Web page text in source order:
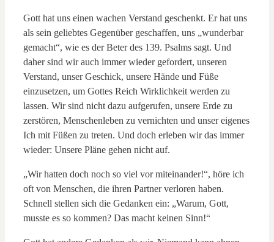
Gott hat uns einen wachen Verstand geschenkt. Er hat uns
als sein geliebtes Gegenüber geschaffen, uns „wunderbar
gemacht“, wie es der Beter des 139. Psalms sagt. Und
daher sind wir auch immer wieder gefordert, unseren
Verstand, unser Geschick, unsere Hände und Füße
einzusetzen, um Gottes Reich Wirklichkeit werden zu
lassen. Wir sind nicht dazu aufgerufen, unsere Erde zu
zerstören, Menschenleben zu vernichten und unser eigenes
Ich mit Füßen zu treten. Und doch erleben wir das immer
wieder: Unsere Pläne gehen nicht auf.
„Wir hatten doch noch so viel vor miteinander!“, höre ich
oft von Menschen, die ihren Partner verloren haben.
Schnell stellen sich die Gedanken ein: „Warum, Gott,
musste es so kommen? Das macht keinen Sinn!“